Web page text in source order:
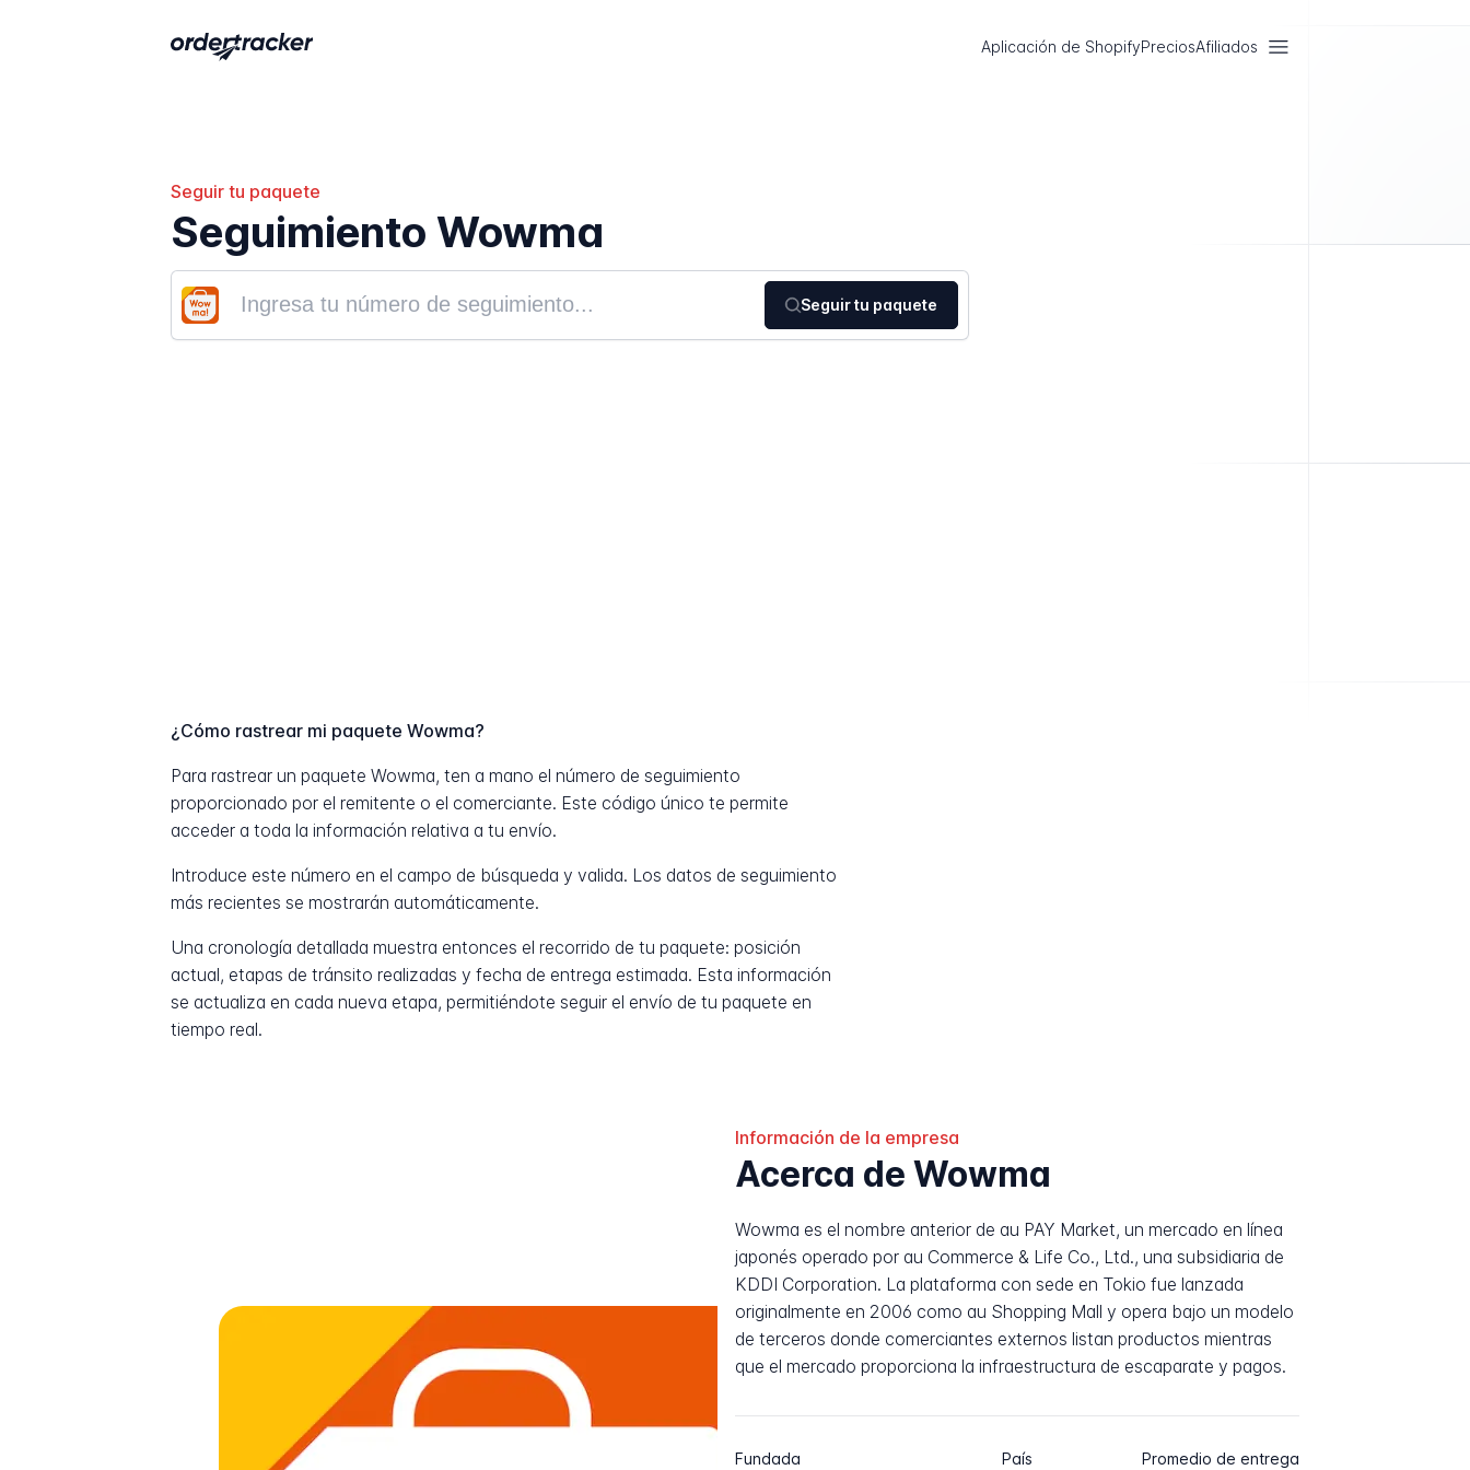
Aplicación de ShopifyPreciosAfiliados
Seguir tu paquete
Seguimiento Wowma
Seguir tu paquete
¿Cómo rastrear mi paquete Wowma?
Para rastrear un paquete Wowma, ten a mano el número de seguimiento
proporcionado por el remitente o el comerciante. Este código único te permite
acceder a toda la información relativa a tu envío.
Introduce este número en el campo de búsqueda y valida. Los datos de seguimiento
más recientes se mostrarán automáticamente.
Una cronología detallada muestra entonces el recorrido de tu paquete: posición
actual, etapas de tránsito realizadas y fecha de entrega estimada. Esta información
se actualiza en cada nueva etapa, permitiéndote seguir el envío de tu paquete en
tiempo real.
Información de la empresa
Acerca de Wowma
Wowma es el nombre anterior de au PAY Market, un mercado en línea
japonés operado por au Commerce & Life Co., Ltd., una subsidiaria de
KDDI Corporation. La plataforma con sede en Tokio fue lanzada
originalmente en 2006 como au Shopping Mall y opera bajo un modelo
de terceros donde comerciantes externos listan productos mientras
que el mercado proporciona la infraestructura de escaparate y pagos.
Fundada País Promedio de entrega